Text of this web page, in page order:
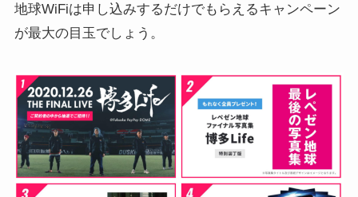
地球WiFiは申し込みするだけでもらえるキャンペーン
が最大の目玉でしょう。